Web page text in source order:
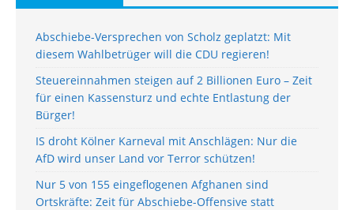
Abschiebe-Versprechen von Scholz geplatzt: Mit
diesem Wahlbetrüger will die CDU regieren!
Steuereinnahmen steigen auf 2 Billionen Euro – Zeit
für einen Kassensturz und echte Entlastung der
Bürger!
IS droht Kölner Karneval mit Anschlägen: Nur die
AfD wird unser Land vor Terror schützen!
Nur 5 von 155 eingeflogenen Afghanen sind
Ortskräfte: Zeit für Abschiebe-Offensive statt